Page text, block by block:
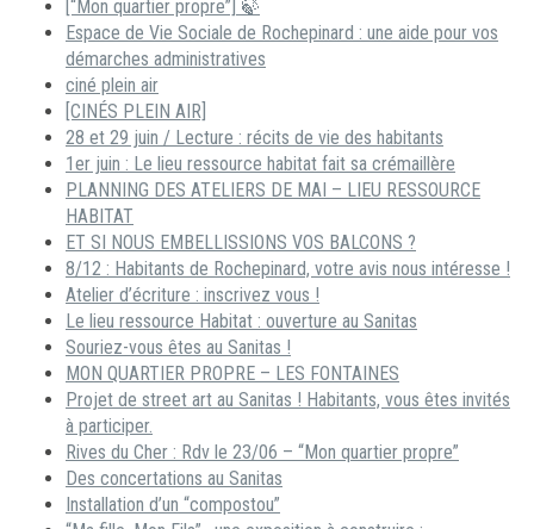
[“Mon quartier propre”] 🍃
Espace de Vie Sociale de Rochepinard : une aide pour vos
démarches administratives
ciné plein air
[CINÉS PLEIN AIR]
28 et 29 juin / Lecture : récits de vie des habitants
1er juin : Le lieu ressource habitat fait sa crémaillère
PLANNING DES ATELIERS DE MAI – LIEU RESSOURCE
HABITAT
ET SI NOUS EMBELLISSIONS VOS BALCONS ?
8/12 : Habitants de Rochepinard, votre avis nous intéresse !
Atelier d’écriture : inscrivez vous !
Le lieu ressource Habitat : ouverture au Sanitas
Souriez-vous êtes au Sanitas !
MON QUARTIER PROPRE – LES FONTAINES
Projet de street art au Sanitas ! Habitants, vous êtes invités
à participer.
Rives du Cher : Rdv le 23/06 – “Mon quartier propre”
Des concertations au Sanitas
Installation d’un “compostou”